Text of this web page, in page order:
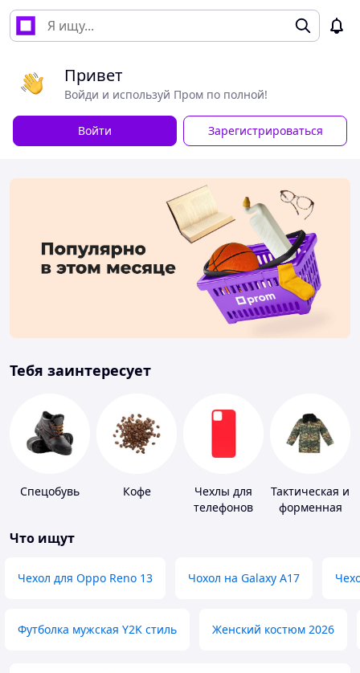
Привет
Войди и используй Пром по полной!
Войти Зарегистрироваться
Тебя заинтересует
Спецобувь Кофе
Чехлы для
телефонов
Тактическая и
форменная
Что ищут
Чехол для Oppo Reno 13 Чохол на Galaxy A17
Футболка мужская Y2K стиль Женский костюм 2026